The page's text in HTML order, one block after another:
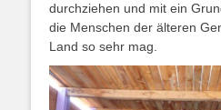
durchziehen und mit ein
die Menschen der älteren
Land so sehr mag.